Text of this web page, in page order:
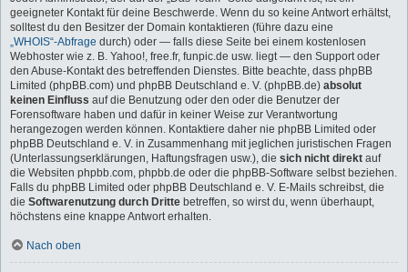
geeigneter Kontakt für deine Beschwerde. Wenn du so keine Antwort erhältst,
solltest du den Besitzer der Domain kontaktieren (führe dazu eine
„WHOIS“-Abfrage durch) oder — falls diese Seite bei einem kostenlosen
Webhoster wie z. B. Yahoo!, free.fr, funpic.de usw. liegt — den Support oder
den Abuse-Kontakt des betreffenden Dienstes. Bitte beachte, dass phpBB
Limited (phpBB.com) und phpBB Deutschland e. V. (phpBB.de) absolut
keinen Einfluss auf die Benutzung oder den oder die Benutzer der
Forensoftware haben und dafür in keiner Weise zur Verantwortung
herangezogen werden können. Kontaktiere daher nie phpBB Limited oder
phpBB Deutschland e. V. in Zusammenhang mit jeglichen juristischen Fragen
(Unterlassungserklärungen, Haftungsfragen usw.), die sich nicht direkt auf
die Websiten phpbb.com, phpbb.de oder die phpBB-Software selbst beziehen.
Falls du phpBB Limited oder phpBB Deutschland e. V. E-Mails schreibst, die
die Softwarenutzung durch Dritte betreffen, so wirst du, wenn überhaupt,
höchstens eine knappe Antwort erhalten.
Nach oben